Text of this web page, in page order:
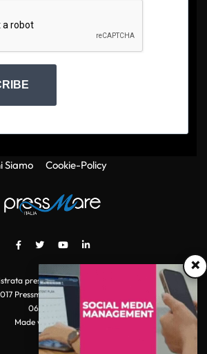
×
Siamo Cookie-Policy
presso il Tribunale di Roma con autorizzazione
Pressmare.it è un marchio di S.P.E.N. Srl - P.IVA
06511641000
Made with
by POI